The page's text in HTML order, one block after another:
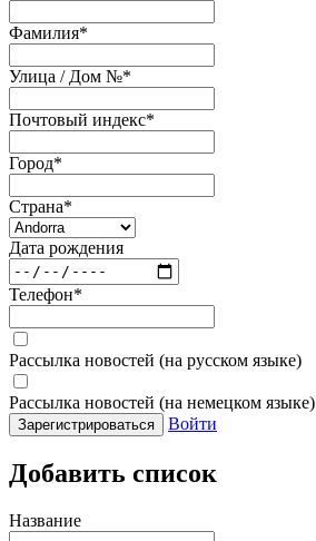
Фамилия*
Улица / Дом №*
Почтовый индекс*
Город*
Страна*
Дата рождения
Телефон*
Рассылка новостей (на русском языке)
Рассылка новостей (на немецком языке)
Зарегистрироваться Войти
Добавить список
Название